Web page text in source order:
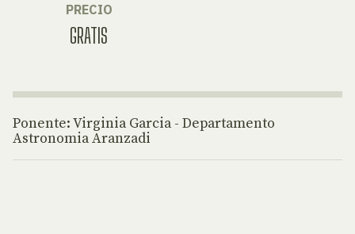
PRECIO
GRATIS
Ponente: Virginia Garcia - Departamento
Astronomia Aranzadi